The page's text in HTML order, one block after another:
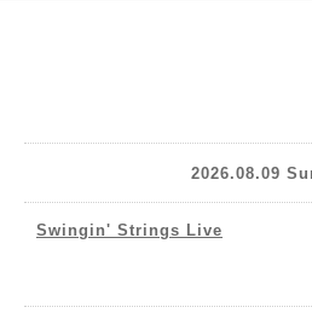
2026.08.09
Swingin' Strings Live